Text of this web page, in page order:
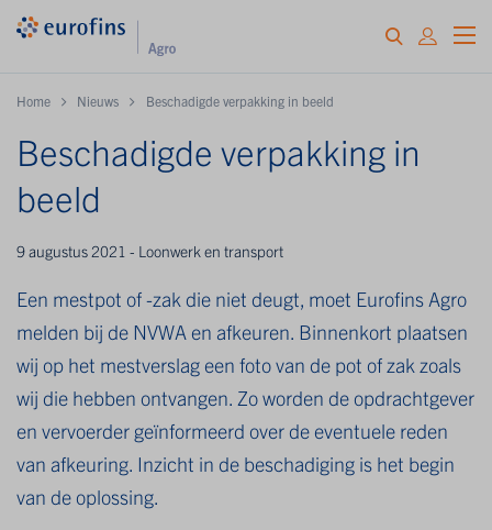
Home Nieuws Beschadigde verpakking in beeld
Beschadigde verpakking in
beeld
9 augustus 2021 - Loonwerk en transport
Een mestpot of -zak die niet deugt, moet Eurofins Agro
melden bij de NVWA en afkeuren. Binnenkort plaatsen
wij op het mestverslag een foto van de pot of zak zoals
wij die hebben ontvangen. Zo worden de opdrachtgever
en vervoerder geïnformeerd over de eventuele reden
van afkeuring. Inzicht in de beschadiging is het begin
van de oplossing.